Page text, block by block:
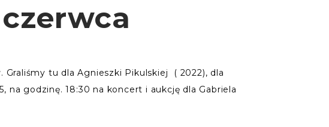
tu dla Agnieszki Pikulskiej ( 2022), dla
na godzinę. 18:30 na koncert i aukcję dla Gabriela